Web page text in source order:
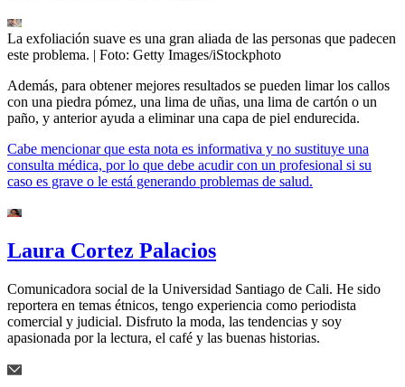
La exfoliación suave es una gran aliada de las personas que padecen
este problema. | Foto: Getty Images/iStockphoto
Además, para obtener mejores resultados se pueden limar los callos
con una piedra pómez, una lima de uñas, una lima de cartón o un
paño, y anterior ayuda a eliminar una capa de piel endurecida.
Cabe mencionar que esta nota es informativa y no sustituye una
consulta médica, por lo que debe acudir con un profesional si su
caso es grave o le está generando problemas de salud.
Laura Cortez Palacios
Comunicadora social de la Universidad Santiago de Cali. He sido
reportera en temas étnicos, tengo experiencia como periodista
comercial y judicial. Disfruto la moda, las tendencias y soy
apasionada por la lectura, el café y las buenas historias.